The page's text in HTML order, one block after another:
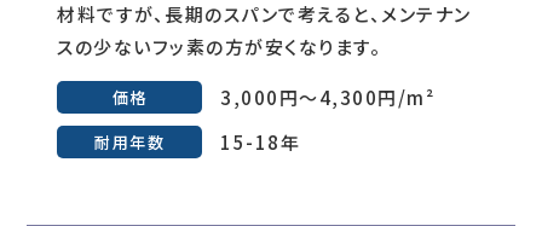
材料ですが、長期のスパンで考えると、メンテナン
スの少ないフッ素の方が安くなります。
価格 3,000円～4,300円/m²
耐用年数 15-18年